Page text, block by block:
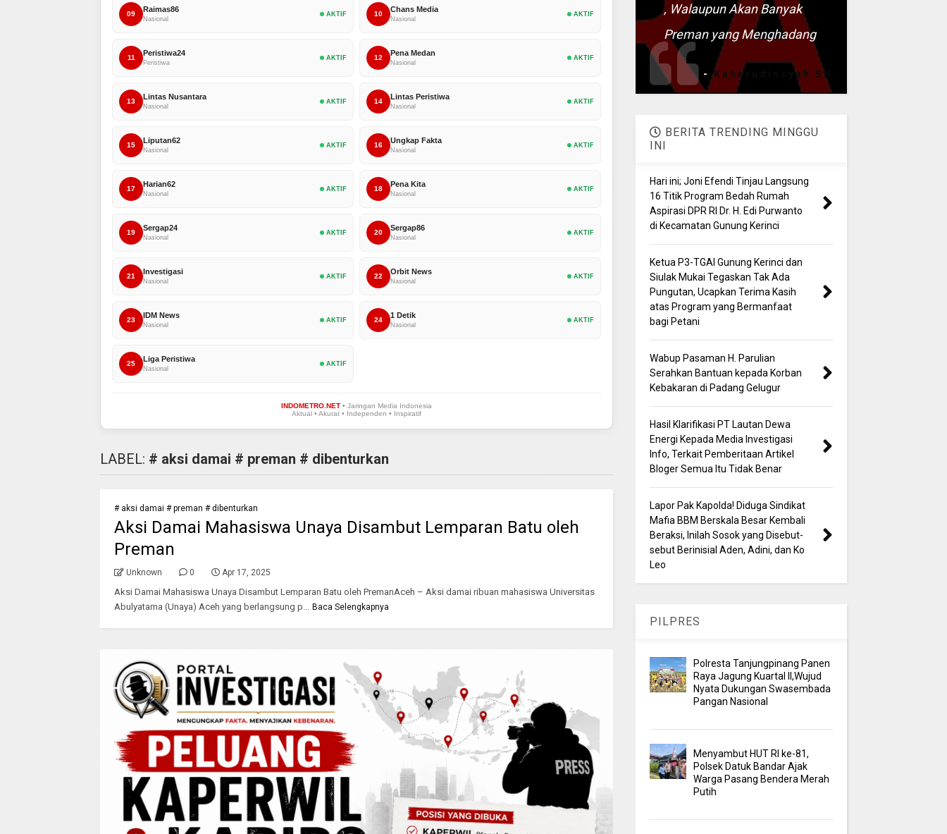
09
Raimas86
Nasional
AKTIF 10
Chans Media
Nasional
AKTIF
11
Peristiwa24
Peristiwa
AKTIF 12
Pena Medan
Nasional
AKTIF
13
Lintas Nusantara
Nasional
AKTIF 14
Lintas Peristiwa
Nasional
AKTIF
15
Liputan62
Nasional
AKTIF 16
Ungkap Fakta
Nasional
AKTIF
17
Harian62
Nasional
AKTIF 18
Pena Kita
Nasional
AKTIF
19
Sergap24
Nasional
AKTIF 20
Sergap86
Nasional
AKTIF
21
Investigasi
Nasional
AKTIF 22
Orbit News
Nasional
AKTIF
23
IDM News
Nasional
AKTIF 24
1 Detik
Nasional
AKTIF
25
Liga Peristiwa
Nasional
AKTIF
INDOMETRO.NET • Jaringan Media Indonesia
Aktual • Akurat • Independen • Inspiratif
LABEL: # aksi damai # preman # dibenturkan
# aksi damai # preman # dibenturkan
Aksi Damai Mahasiswa Unaya Disambut Lemparan Batu oleh
Preman
Unknown 0 Apr 17, 2025
Aksi Damai Mahasiswa Unaya Disambut Lemparan Batu oleh PremanAceh – Aksi damai ribuan mahasiswa Universitas
Abulyatama (Unaya) Aceh yang berlangsung p...
Baca Selengkapnya
, Walaupun Akan Banyak
Preman yang Menghadang
-Kaharudinsyah SH
BERITA TRENDING MINGGU
INI
Hari ini; Joni Efendi Tinjau Langsung
16 Titik Program Bedah Rumah
Aspirasi DPR RI Dr. H. Edi Purwanto
di Kecamatan Gunung Kerinci
Ketua P3-TGAI Gunung Kerinci dan
Siulak Mukai Tegaskan Tak Ada
Pungutan, Ucapkan Terima Kasih
atas Program yang Bermanfaat
bagi Petani
Wabup Pasaman H. Parulian
Serahkan Bantuan kepada Korban
Kebakaran di Padang Gelugur
Hasil Klarifikasi PT Lautan Dewa
Energi Kepada Media Investigasi
Info, Terkait Pemberitaan Artikel
Bloger Semua Itu Tidak Benar
Lapor Pak Kapolda! Diduga Sindikat
Mafia BBM Berskala Besar Kembali
Beraksi, Inilah Sosok yang Disebut-
sebut Berinisial Aden, Adini, dan Ko
Leo
PILPRES
Polresta Tanjungpinang Panen
Raya Jagung Kuartal II,Wujud
Nyata Dukungan Swasembada
Pangan Nasional
Menyambut HUT RI ke-81,
Polsek Datuk Bandar Ajak
Warga Pasang Bendera Merah
Putih